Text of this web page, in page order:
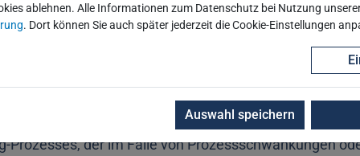
Software-Komponenten, könnten in einer
Anwendungsfälle in verschiedenen Werken
Infrastrukturen problemlos kombinierbar sind,
der Nachvollziehbarkeit der Prüfentscheidung, die
der im Falle von Prozessschwankungen
ablehnen. Alle Informationen zum Datenschutz bei Nutzung
. Dort können Sie auch später jederzeit die Cookie-Einstellungen
Auswahl speichern